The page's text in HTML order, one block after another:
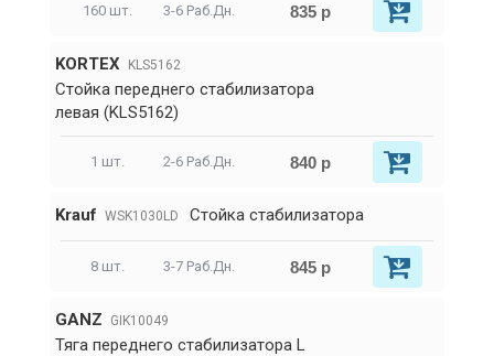
160 шт. 3-6 Раб.Дн. 835 р
KORTEX KLS5162
Стойка переднего стабилизатора
левая (KLS5162)
1 шт. 2-6 Раб.Дн. 840 р
Krauf WSK1030LD Стойка стабилизатора
8 шт. 3-7 Раб.Дн. 845 р
GANZ GIK10049
Тяга переднего стабилизатора L